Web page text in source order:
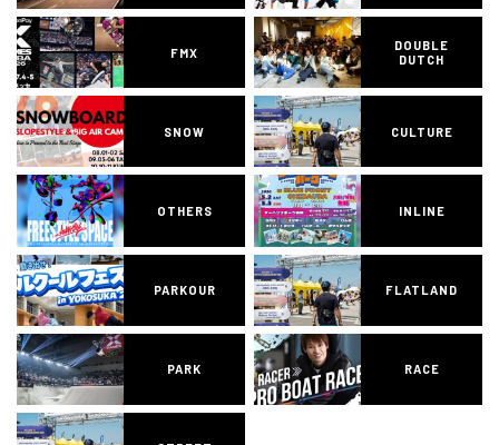
FMX
DOUBLE
DUTCH
SNOW CULTURE
OTHERS INLINE
PARKOUR FLATLAND
PARK RACE